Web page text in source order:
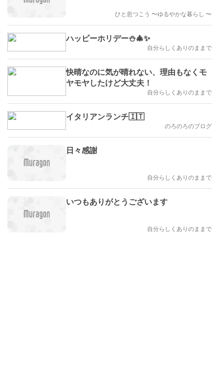
ひと息つこう 〜ゆるやかな暮らし 〜
ハッピーホリデー⛄🎄✨
自分らしくありのままで
快晴なのに気が晴れない、理由もなくモ
ヤモヤしたけど大丈夫！
自分らしくありのままで
イタリアンランチ🇮🇹
のろのろのブログ
日々感謝
自分らしくありのままで
いつもありがとうございます
自分らしくありのままで